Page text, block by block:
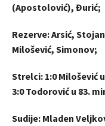
(Apostolović), Đurić;
Rezerve: Arsić,
Milošević, Simonov;
Strelci: 1:0 Milošević
3:0 Todorović u 83.
Sudije: Mladen